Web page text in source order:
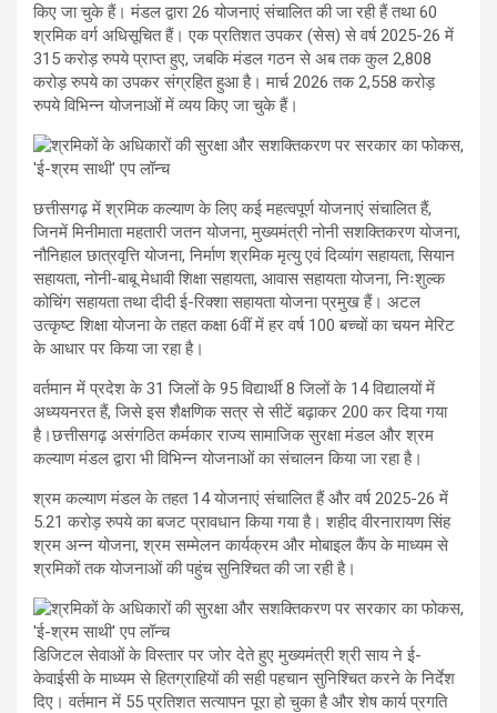
किए जा चुके हैं। मंडल द्वारा 26 योजनाएं संचालित की जा रही हैं तथा 60
श्रमिक वर्ग अधिसूचित हैं। एक प्रतिशत उपकर (सेस) से वर्ष 2025-26 में
315 करोड़ रुपये प्राप्त हुए, जबकि मंडल गठन से अब तक कुल 2,808
करोड़ रुपये का उपकर संग्रहित हुआ है। मार्च 2026 तक 2,558 करोड़
रुपये विभिन्न योजनाओं में व्यय किए जा चुके हैं।
छत्तीसगढ़ में श्रमिक कल्याण के लिए कई महत्वपूर्ण योजनाएं संचालित हैं,
जिनमें मिनीमाता महतारी जतन योजना, मुख्यमंत्री नोनी सशक्तिकरण योजना,
नौनिहाल छात्रवृत्ति योजना, निर्माण श्रमिक मृत्यु एवं दिव्यांग सहायता, सियान
सहायता, नोनी-बाबू मेधावी शिक्षा सहायता, आवास सहायता योजना, निःशुल्क
कोचिंग सहायता तथा दीदी ई-रिक्शा सहायता योजना प्रमुख हैं। अटल
उत्कृष्ट शिक्षा योजना के तहत कक्षा 6वीं में हर वर्ष 100 बच्चों का चयन मेरिट
के आधार पर किया जा रहा है।
वर्तमान में प्रदेश के 31 जिलों के 95 विद्यार्थी 8 जिलों के 14 विद्यालयों में
अध्ययनरत हैं, जिसे इस शैक्षणिक सत्र से सीटें बढ़ाकर 200 कर दिया गया
है।छत्तीसगढ़ असंगठित कर्मकार राज्य सामाजिक सुरक्षा मंडल और श्रम
कल्याण मंडल द्वारा भी विभिन्न योजनाओं का संचालन किया जा रहा है।
श्रम कल्याण मंडल के तहत 14 योजनाएं संचालित हैं और वर्ष 2025-26 में
5.21 करोड़ रुपये का बजट प्रावधान किया गया है। शहीद वीरनारायण सिंह
श्रम अन्न योजना, श्रम सम्मेलन कार्यक्रम और मोबाइल कैंप के माध्यम से
श्रमिकों तक योजनाओं की पहुंच सुनिश्चित की जा रही है।
डिजिटल सेवाओं के विस्तार पर जोर देते हुए मुख्यमंत्री श्री साय ने ई-
केवाईसी के माध्यम से हितग्राहियों की सही पहचान सुनिश्चित करने के निर्देश
दिए। वर्तमान में 55 प्रतिशत सत्यापन पूरा हो चुका है और शेष कार्य प्रगति